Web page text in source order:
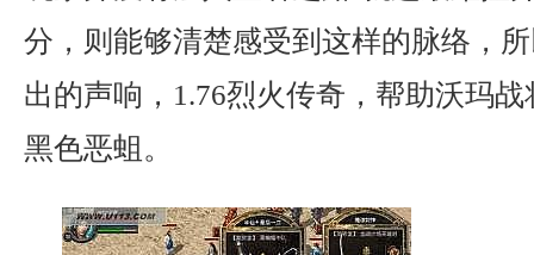
分，则能够清楚感受到这样的脉络，
出的声响，1.76烈火传奇，帮助沃玛
黑色恶蛆。